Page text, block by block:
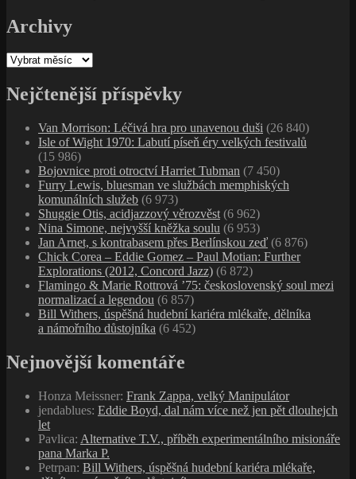
Archivy
Archivy
Nejčtenější příspěvky
Van Morrison: Léčivá hra pro unavenou duši (26 840)
Isle of Wight 1970: Labutí píseň éry velkých festivalů
(15 986)
Bojovnice proti otroctví Harriet Tubman (7 450)
Furry Lewis, bluesman ve službách memphiských
komunálních služeb (6 973)
Shuggie Otis, acidjazzový věrozvěst (6 962)
Nina Simone, nejvyšší kněžka soulu (6 953)
Jan Arnet, s kontrabasem přes Berlínskou zeď (6 876)
Chick Corea – Eddie Gomez – Paul Motian: Further
Explorations (2012, Concord Jazz) (6 872)
Flamingo & Marie Rottrová ’75: československý soul mezi
normalizací a legendou (6 857)
Bill Withers, úspěšná hudební kariéra mlékaře, dělníka
a námořního důstojníka (6 452)
Nejnovější komentáře
Honza Meissner: Frank Zappa, velký Manipulátor
jendablues: Eddie Boyd, dal nám více než jen pět dlouhejch
let
Pavlica: Alternative T.V., příběh experimentálního misionáře
pana Marka P.
Petrpan: Bill Withers, úspěšná hudební kariéra mlékaře,